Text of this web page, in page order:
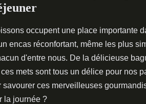
occupent une place importante
encas réconfortant, même les plus
d'entre nous. De la délicieuse
ces mets sont tous un délice pour nos
savourer ces merveilleuses
la journée ?